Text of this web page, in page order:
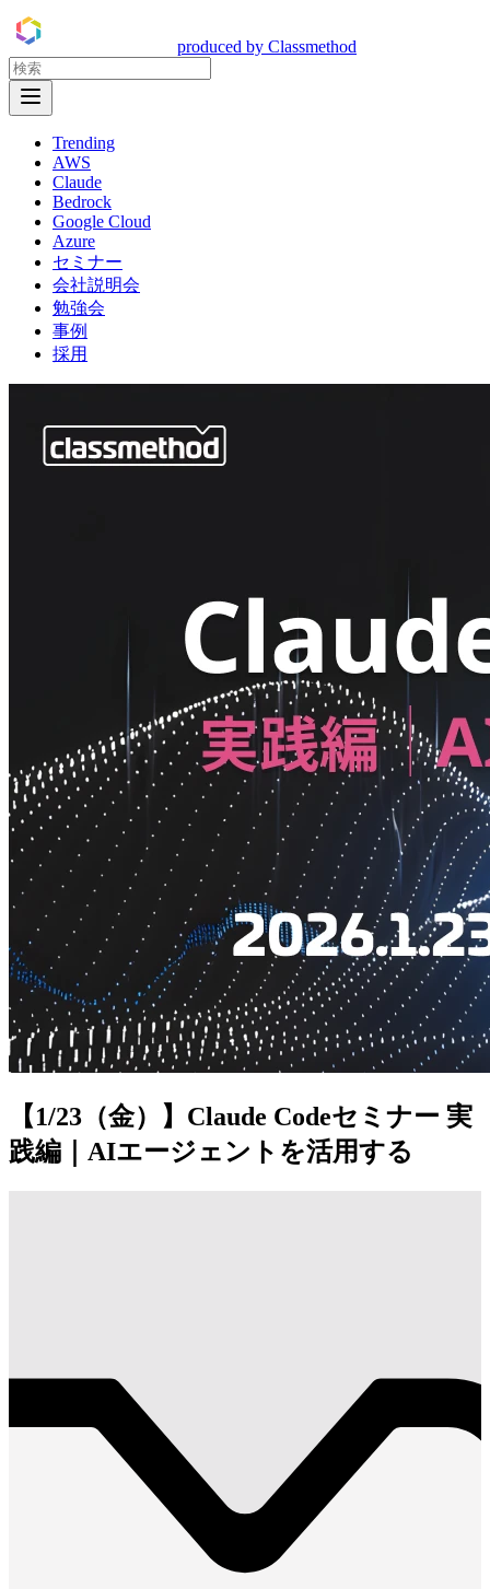
produced by Classmethod
Trending
AWS
Claude
Bedrock
Google Cloud
Azure
セミナー
会社説明会
勉強会
事例
採用
【1/23（金）】Claude Codeセミナー 実
践編｜AIエージェントを活用する